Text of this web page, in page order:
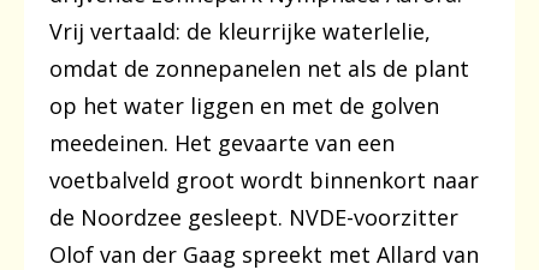
Vrij vertaald: de kleurrijke waterlelie,
omdat de zonnepanelen net als de plant
op het water liggen en met de golven
meedeinen. Het gevaarte van een
voetbalveld groot wordt binnenkort naar
de Noordzee gesleept. NVDE-voorzitter
Olof van der Gaag spreekt met Allard van